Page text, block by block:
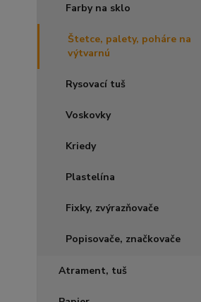
Farby na sklo
Štetce, palety, poháre na
výtvarnú
Rysovací tuš
Voskovky
Kriedy
Plastelína
Fixky, zvýrazňovače
Popisovače, značkovače
Atrament, tuš